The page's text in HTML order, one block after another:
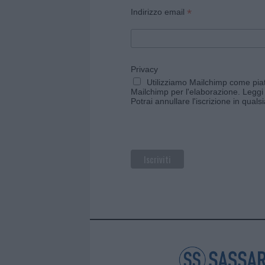
Indirizzo email *
Privacy
Utilizziamo Mailchimp come
Mailchimp per l'elaborazione.
Potrai annullare l'iscrizione in